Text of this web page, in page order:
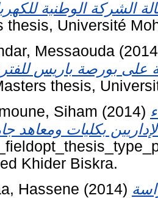
thesis, Université
Messaouda
thesis,
Siham (2014)
Khider Biskra.
Hassene (2014)